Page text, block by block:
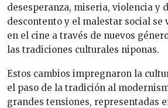
desesperanza, miseria, violencia y
descontento y el malestar social se
en el cine a través de nuevos
las tradiciones culturales niponas.
Estos cambios impregnaron la
el paso de la tradición al
grandes tensiones, representadas